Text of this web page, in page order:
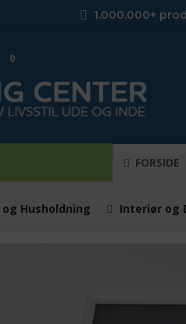
1.000.000+
0
FORSIDE
og Husholdning Interiør og